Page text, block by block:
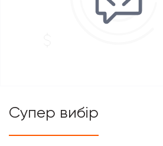
Супер вибір